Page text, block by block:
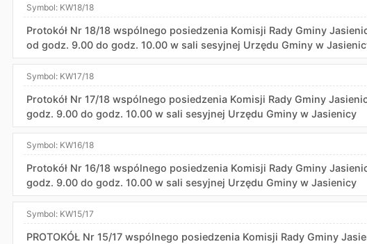
Symbol: KW18/18
Protokół Nr 18/18 wspólnego posiedzenia Komisji Rady Gminy
od godz. 9.00 do godz. 10.00 w sali sesyjnej Urzędu Gminy w
Symbol: KW17/18
Protokół Nr 17/18 wspólnego posiedzenia Komisji Rady Gminy
godz. 9.00 do godz. 10.00 w sali sesyjnej Urzędu Gminy w Jasienicy
Symbol: KW16/18
Protokół Nr 16/18 wspólnego posiedzenia Komisji Rady Gminy
godz. 9.00 do godz. 10.00 w sali sesyjnej Urzędu Gminy w Jasienicy
Symbol: KW15/17
PROTOKÓŁ Nr 15/17 wspólnego posiedzenia Komisji Rady Gminy